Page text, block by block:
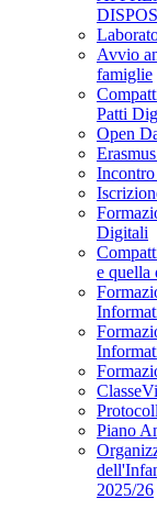
Avvio
famiglie
Patti
Open
Digitali
e quella
Piano
2025/26